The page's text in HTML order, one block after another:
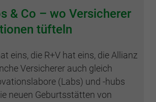
& Co – wo Versicherer
tüfteln
eins, die R+V hat eins, die Allianz
Versicherer auch gleich
(Labs) und -hubs
neuen Geburtsstätten von